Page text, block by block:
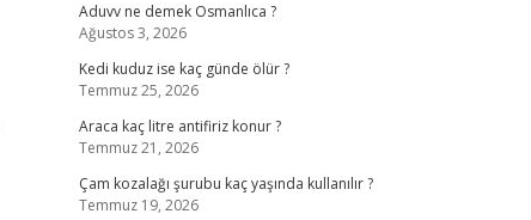
Aduvv ne demek Osmanlıca ?
Ağustos 3, 2026
Kedi kuduz ise kaç günde ölür ?
Temmuz 25, 2026
Araca kaç litre antifiriz konur ?
Temmuz 21, 2026
Çam kozalağı şurubu kaç yaşında kullanılır ?
Temmuz 19, 2026